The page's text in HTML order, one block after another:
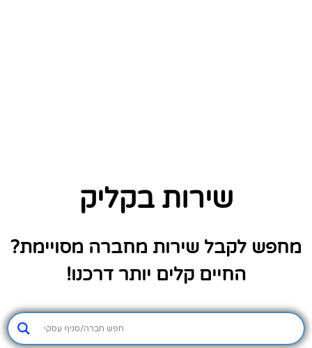
שירות בקליק
מחפש לקבל שירות מחברה מסויימת?
החיים קלים יותר דרכנו!